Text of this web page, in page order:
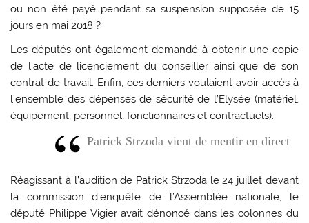
ou non été payé pendant sa suspension supposée de 15
jours en mai 2018 ?
Les députés ont également demandé à obtenir une copie
de l’acte de licenciement du conseiller ainsi que de son
contrat de travail. Enfin, ces derniers voulaient avoir accès à
l’ensemble des dépenses de sécurité de l’Elysée (matériel,
équipement, personnel, fonctionnaires et contractuels).
Patrick Strzoda vient de mentir en direct
Réagissant à l’audition de Patrick Strzoda le 24 juillet devant
la commission d’enquête de l’Assemblée nationale, le
député Philippe Vigier avait dénoncé dans les colonnes du